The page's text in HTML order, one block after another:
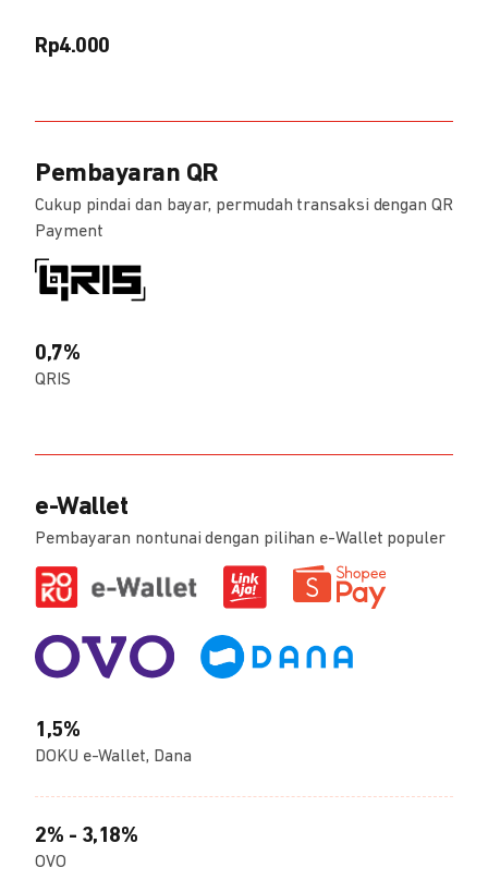
Rp4.000
Pembayaran QR
Cukup pindai dan bayar, permudah transaksi dengan QR
Payment
0,7%
QRIS
e-Wallet
Pembayaran nontunai dengan pilihan e-Wallet populer
1,5%
DOKU e-Wallet, Dana
2% - 3,18%
OVO